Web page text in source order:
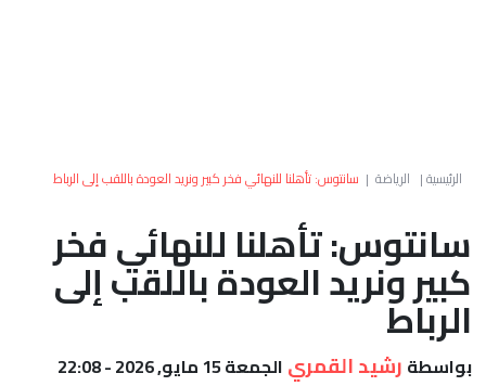
العالم
أعمدة
الصحراء
الرئيسية| الرياضة | سانتوس: تأهلنا للنهائي فخر كبير ونريد العودة باللقب إلى الرباط
سانتوس: تأهلنا للنهائي فخر
كبير ونريد العودة باللقب إلى
الرباط
بواسطة رشيد القمري الجمعة 15 مايو, 2026 - 22:08